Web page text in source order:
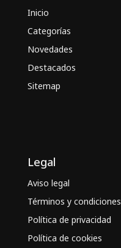
Inicio
Categorías
Novedades
Destacados
Sitemap
Legal
Aviso legal
Términos y condiciones
Política de privacidad
Política de cookies